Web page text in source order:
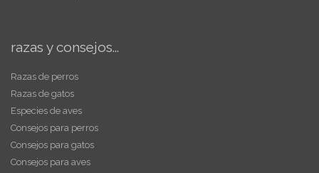
razas y consejos...
Razas de perros
Razas de gatos
Especies de aves
Consejos para perros
Consejos para gatos
Consejos para aves